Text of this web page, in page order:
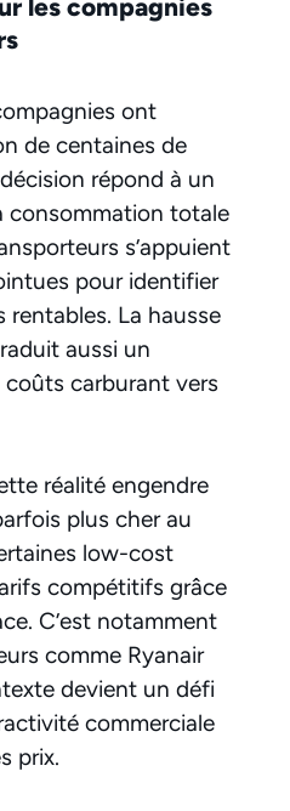
les compagnies
ont
de centaines de
répond à un
consommation totale
s’appuient
pour identifier
rentables. La hausse
aussi un
carburant vers
réalité engendre
plus cher au
low-cost
compétitifs grâce
C’est notamment
comme Ryanair
devient un défi
commerciale
prix.